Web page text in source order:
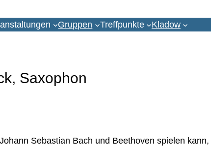
Gruppen Treffpunkte Kladow
Saxophon
Sebastian Bach und Beethoven spielen kann,